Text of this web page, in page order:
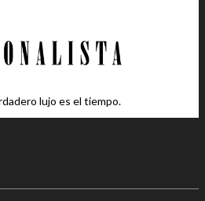
lujo es el tiempo.